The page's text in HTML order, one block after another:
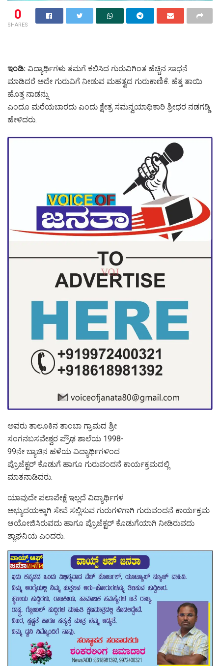
0
SHARES
ಇಂಡಿ: ವಿದ್ಯಾರ್ಥಿಗಳು ತಮಗೆ ಕಲಿಸಿದ ಗುರುವಿಗಿಂತ ಹೆಚ್ಚಿನ ಸಾಧನೆ
ಮಾಡಿದರೆ ಅದೇ ಗುರುವಿಗೆ ನೀಡುವ ಮಹತ್ವದ ಗುರುಕಾಣಿಕೆ. ಹೆತ್ತ ತಾಯಿ
ಹೊತ್ತ ನಾಡನ್ನು
ಎಂದೂ ಮರೆಯಬಾರದು ಎಂದು ಕ್ಷೇತ್ರ ಸಮನ್ವಯಾಧಿಕಾರಿ ಶ್ರೀಧರ ನಡಗಡ್ಡಿ
ಹೇಳಿದರು.
ಅವರು ತಾಲೂಕಿನ ತಾಂಬಾ ಗ್ರಾಮದ ಶ್ರೀ
ಸಂಗನಬಸವೇಶ್ವರ ಪ್ರೌಢ ಶಾಲೆಯ 1998-
99ನೇ ಬ್ಯಾಚಿನ ಹಳೆಯ ವಿದ್ಯಾರ್ಥಿಗಳಿಂದ
ಪ್ರೊಜೆಕ್ಟರ್ ಕೊಡುಗೆ ಹಾಗೂ ಗುರುವಂದನೆ ಕಾರ್ಯಕ್ರಮದಲ್ಲಿ
ಮಾತನಾಡಿದರು.
ಯಾವುದೇ ಪಲಾಪೇಕ್ಷೆ ಇಲ್ಲದೆ ವಿದ್ಯಾರ್ಥಿಗಳ
ಅಭ್ಯುದಯಕ್ಕಾಗಿ ಸೇವೆ ಸಲ್ಲಿಸುವ ಗುರುಗಳಿಗಾಗಿ ಗುರುವಂದನೆ ಕಾರ್ಯಕ್ರಮ
ಆಯೋಜಿಸಿರುವದು ಹಾಗೂ ಪ್ರೊಜೆಕ್ಟರ್ ಕೊಡುಗೆಯಾಗಿ ನೀಡಿರುವದು
ಶ್ಲಾಘನಿಯ ಎಂದರು.